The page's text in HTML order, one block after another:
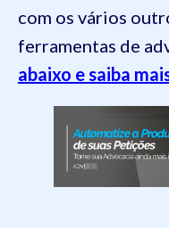
com os vários
ferramentas de
abaixo e saiba